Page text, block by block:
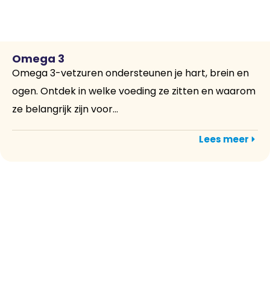
Omega 3
Omega 3-vetzuren ondersteunen je hart, brein en
ogen. Ontdek in welke voeding ze zitten en waarom
ze belangrijk zijn voor...
Lees meer